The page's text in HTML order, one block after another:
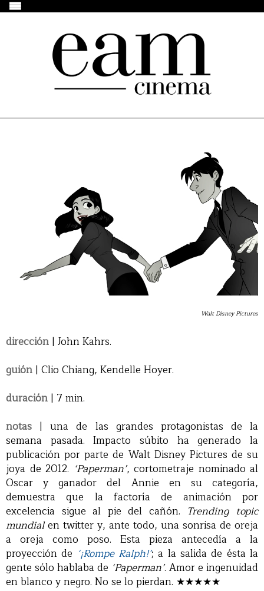
Walt Disney Pictures
dirección | John Kahrs.
guión | Clio Chiang, Kendelle Hoyer.
duración | 7 min.
notas | una de las grandes protagonistas de la
semana pasada. Impacto súbito ha generado la
publicación por parte de Walt Disney Pictures de su
joya de 2012. ‘Paperman’, cortometraje nominado al
Oscar y ganador del Annie en su categoría,
demuestra que la factoría de animación por
excelencia sigue al pie del cañón. Trending topic
mundialen twitter y, ante todo, una sonrisa de oreja
a oreja como poso. Esta pieza antecedía a la
proyección de ‘¡Rompe Ralph!’; a la salida de ésta la
gente sólo hablaba de ‘Paperman’. Amor e ingenuidad
en blanco y negro. No se lo pierdan. ★★★★★